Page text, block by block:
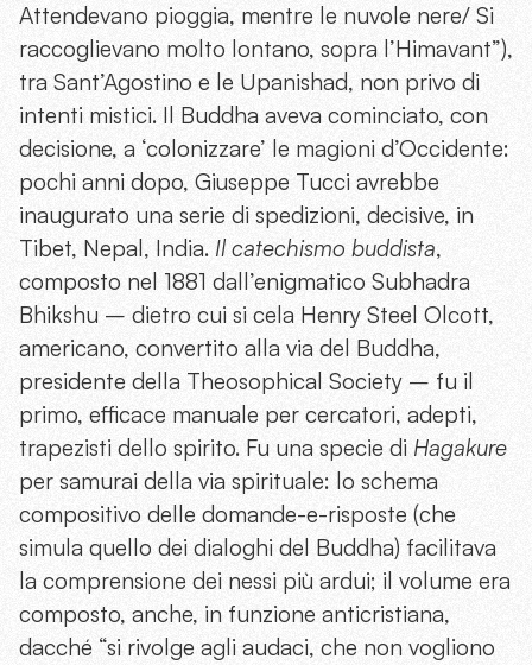
Attendevano pioggia, mentre le nuvole nere/ Si
raccoglievano molto lontano, sopra l’Himavant”),
tra Sant’Agostino e le Upanishad, non privo di
intenti mistici. Il Buddha aveva cominciato, con
decisione, a ‘colonizzare’ le magioni d’Occidente:
pochi anni dopo, Giuseppe Tucci avrebbe
inaugurato una serie di spedizioni, decisive, in
Tibet, Nepal, India. Il catechismo buddista,
composto nel 1881 dall’enigmatico Subhadra
Bhikshu – dietro cui si cela Henry Steel Olcott,
americano, convertito alla via del Buddha,
presidente della Theosophical Society – fu il
primo, efficace manuale per cercatori, adepti,
trapezisti dello spirito. Fu una specie di Hagakure
per samurai della via spirituale: lo schema
compositivo delle domande-e-risposte (che
simula quello dei dialoghi del Buddha) facilitava
la comprensione dei nessi più ardui; il volume era
composto, anche, in funzione anticristiana,
dacché “si rivolge agli audaci, che non vogliono